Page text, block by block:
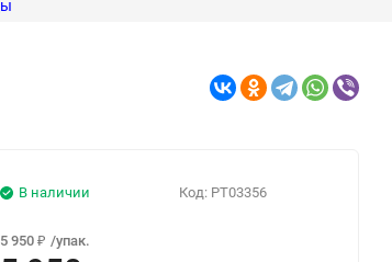
Код: PT03356
В наличии
5 950 ₽ /упак.